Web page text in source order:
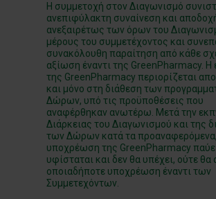
Η συμμετοχή στον Διαγωνισμό
ανεπιφύλακτη συναίνεση και
ανεξαιρέτως των όρων του
μέρους του συμμετέχοντος και
συνακόλουθη παραίτηση από κάθε
αξίωση έναντι της GreenPharmacy. Η
της GreenPharmacy περιορίζεται
και μόνο στη διάθεση των
Δώρων, υπό τις προϋποθέσεις που
αναφέρθηκαν ανωτέρω. Μετά την
Διάρκειας του Διαγωνισμού και της
των Δώρων κατά τα
υποχρέωση της GreenPharmacy
υφίσταται και δεν θα υπέχει, ούτε θα
οποιαδήποτε υποχρέωση έναντι των
Συμμετεχόντων.